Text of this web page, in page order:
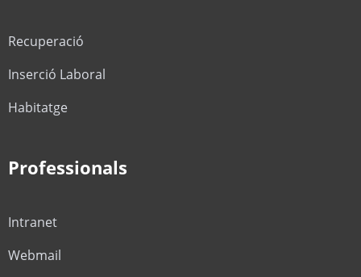
Recuperació
Inserció Laboral
Habitatge
Professionals
Intranet
Webmail